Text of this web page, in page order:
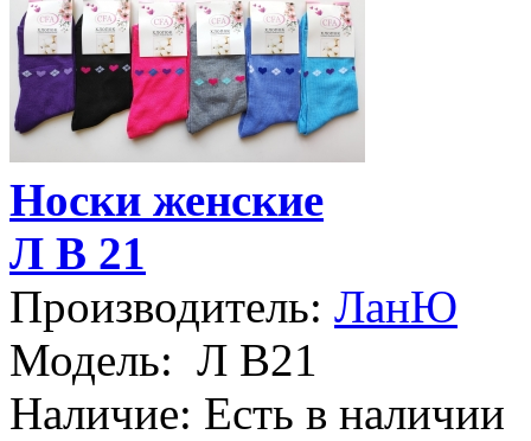
Носки женские
Л В 21
Производитель: ЛанЮ
Модель: Л В21
Наличие: Есть в наличии